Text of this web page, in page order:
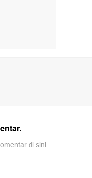
di sini